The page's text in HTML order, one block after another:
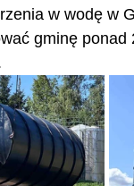
w wodę w
gminę ponad